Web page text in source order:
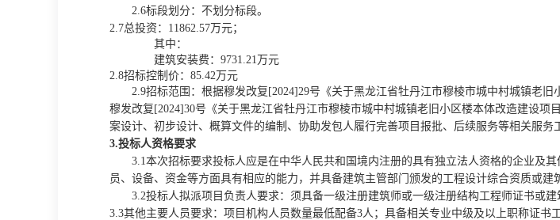
2.6标段划分：不划分标段。
2.7总投资： 11862.57万元；
其中：
建筑安装费： 9731.21万元
2.8招标控制价： 85.42万元
2.9招标范围：根据穆发改复 [2024]29号《关于黑龙江省牡丹江市穆棱市城中村城镇老
穆发改复[2024]30号《关于黑龙江省牡丹江市穆棱市城中村城镇老旧小区楼本体改造建设
案设计、初步设计、概算文件的编制、协助发包人履行完善项目报批、后续服务等相关服务
3.投标人资格要求
3.1本次招标要求投标人应是在中华人民共和国境内注册的具有独立法人资格的企业及
员、设备、资金等方面具有相应的能力， 并具备建筑主管部门颁发的工程设计综合资质或建
3.2投标人拟派项目负责人要求： 须具备一级注册建筑师或一级注册结构工程师证书或建
3.3其他主要人员要求： 项目机构人员数量最低配备3人；具备相关专业中级及以上职称证书